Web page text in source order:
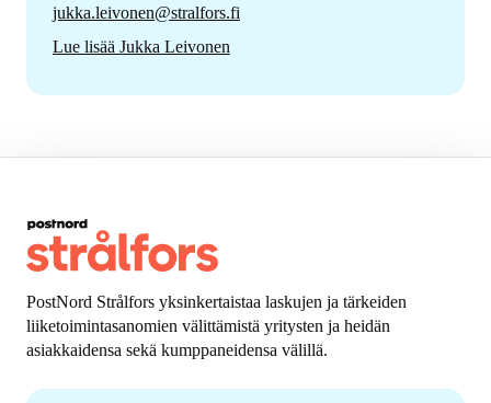
jukka.leivonen@stralfors.fi
Lue lisää Jukka Leivonen
PostNord Strålfors yksinkertaistaa laskujen ja tärkeiden
liiketoimintasanomien välittämistä yritysten ja heidän
asiakkaidensa sekä kumppaneidensa välillä.